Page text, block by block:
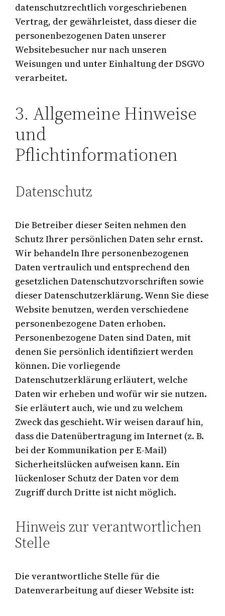
datenschutzrechtlich vorgeschriebenen
Vertrag, der gewährleistet, dass dieser die
personenbezogenen Daten unserer
Websitebesucher nur nach unseren
Weisungen und unter Einhaltung der DSGVO
verarbeitet.
3. Allgemeine Hinweise
und
Pflichtinformationen
Datenschutz
Die Betreiber dieser Seiten nehmen den
Schutz Ihrer persönlichen Daten sehr ernst.
Wir behandeln Ihre personenbezogenen
Daten vertraulich und entsprechend den
gesetzlichen Datenschutzvorschriften sowie
dieser Datenschutzerklärung. Wenn Sie diese
Website benutzen, werden verschiedene
personenbezogene Daten erhoben.
Personenbezogene Daten sind Daten, mit
denen Sie persönlich identifiziert werden
können. Die vorliegende
Datenschutzerklärung erläutert, welche
Daten wir erheben und wofür wir sie nutzen.
Sie erläutert auch, wie und zu welchem
Zweck das geschieht. Wir weisen darauf hin,
dass die Datenübertragung im Internet (z. B.
bei der Kommunikation per E-Mail)
Sicherheitslücken aufweisen kann. Ein
lückenloser Schutz der Daten vor dem
Zugriff durch Dritte ist nicht möglich.
Hinweis zur verantwortlichen
Stelle
Die verantwortliche Stelle für die
Datenverarbeitung auf dieser Website ist: